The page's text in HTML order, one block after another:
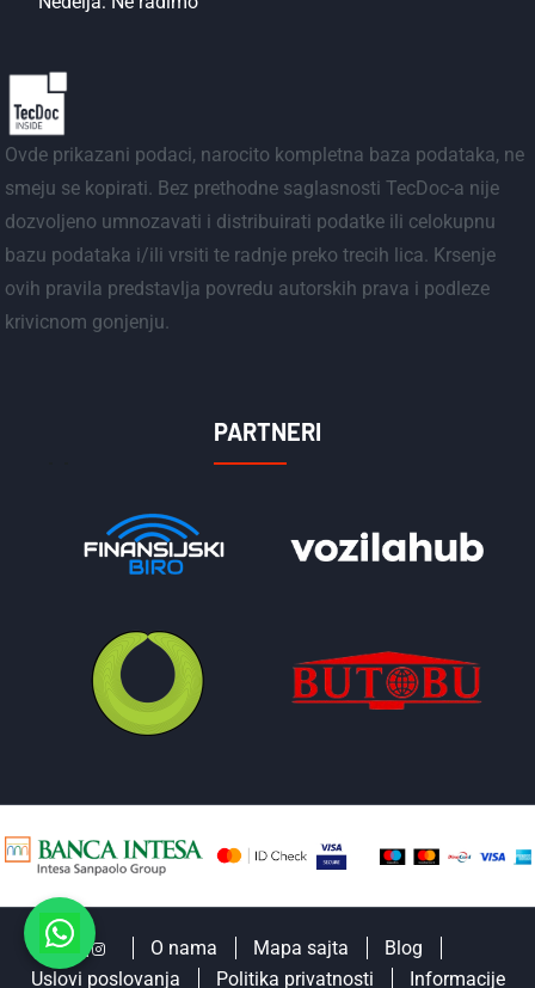
Ovde prikazani podaci, narocito kompletna baza podataka, ne
smeju se kopirati. Bez prethodne saglasnosti TecDoc-a nije
dozvoljeno umnozavati i distribuirati podatke ili celokupnu
bazu podataka i/ili vrsiti te radnje preko trecih lica. Krsenje
ovih pravila predstavlja povredu autorskih prava i podleze
krivicnom gonjenju.
PARTNERI
O nama Mapa sajta
Blog
Uslovi poslovanja
Politika privatnosti Informacije